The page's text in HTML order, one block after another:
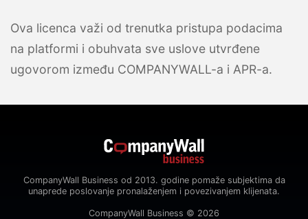
Ova licenca važi od trenutka pristupa podacima
na platformi i obuhvata sve uslove utvrđene
ugovorom između COMPANYWALL-a i APR-a.
CompanyWall Business od 2013. godine pomaže subjektima da
unaprede poslovanje pronalaženjem i povezivanjem klijenata.
CompanyWall Business © 2026